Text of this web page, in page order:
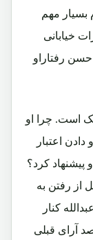
بسیار مهم
خیابانی
حسن رفتاراو
است. چرا او
اعتبار
پیشنهاد کرد؟
از رفتن به
کنار
به دور دوم برود تا 50 فیصد آرای قبلی